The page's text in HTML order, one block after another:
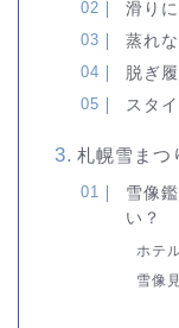
滑り
蒸れ
脱ぎ
スタ
札幌雪ま
雪像
い？
ホテ
雪像